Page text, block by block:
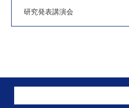
研究発表講演会